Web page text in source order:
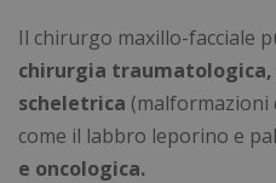
Il chirurgo maxillo-facciale
chirurgia
scheletrica (malformazioni
come il labbro leporino e
e oncologica.